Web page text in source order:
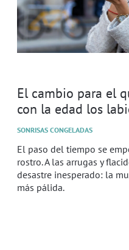
El cambio para el
con la edad los
SONRISAS CONGELADAS
El paso del tiempo se
rostro. A las arrugas y
desastre inesperado: la
más pálida.